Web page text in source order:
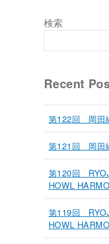
検索
Recent
第122回 岡田
第121回 岡田
第120回
HOWL
第119回
HOWL